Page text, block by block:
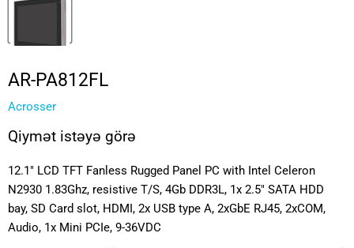
AR-PA812FL
Acrosser
Qiymət istəyə görə
12.1" LCD TFT Fanless Rugged Panel PC with Intel Celeron
N2930 1.83Ghz, resistive T/S, 4Gb DDR3L, 1x 2.5" SATA HDD
bay, SD Card slot, HDMI, 2x USB type A, 2xGbE RJ45, 2xCOM,
Audio, 1x Mini PCIe, 9-36VDC